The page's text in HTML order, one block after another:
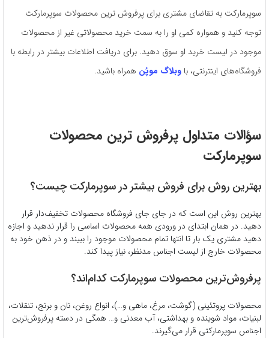
سوپرمارکت به تقاضای مشتری برای پرفروش ترین محصولات سوپرمارکت
توجه کنید و همواره کمی او را به سمت خرید محصولاتی غیر از محصولات
موجود در لیست خرید او سوق دهید. برای دریافت اطلاعات بیشتر در رابطه با
فروشگاه‌های اینترنتی، با وبلاگ موپُن همراه باشید.
سؤالات متداول پرفروش ترین محصولات
سوپرمارکت
بهترین روش برای فروش بیشتر در سوپرمارکت چیست؟
بهترین روش این است که در جای جای فروشگاه محصولات تخفیف‌دار قرار
دهید. در همان ابتدای در ورودی همه محصولات اساسی را قرار ندهید و اجازه
دهید مشتری یک بار تا انتها تمام محصولات موجود را ببیند و در ذهن خود به
محصولات خارج از لیست اجناس مدنظر، نیاز پیدا کند.
پرفروش‌ترین محصولات سوپرمارکت کدام‌اند؟
محصولات پروتئینی (گوشت، مرغ، ماهی و…)، انواع روغن، نان و برنج، تنقلات،
لبنیات، مواد شوینده و بهداشتی، آب معدنی و… همگی در دسته پرفروش‌ترین
اجناس سوپرمارکتی قرار می‌گیرند.